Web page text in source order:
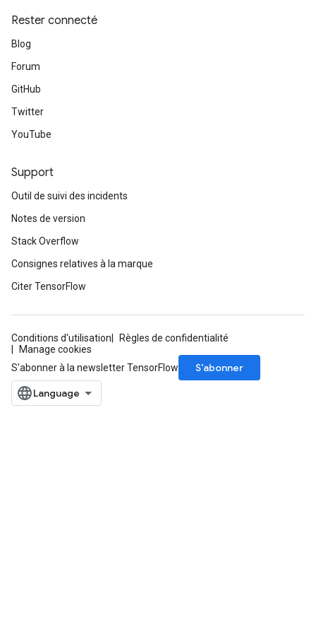
Rester connecté
Blog
Forum
GitHub
Twitter
YouTube
Support
Outil de suivi des incidents
Notes de version
Stack Overflow
Consignes relatives à la marque
Citer TensorFlow
Conditions d'utilisation
Règles de confidentialité
Manage cookies
S'abonner à la newsletter TensorFlow
S’abonner